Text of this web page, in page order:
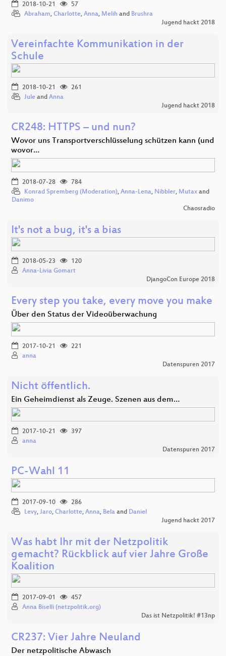
2018-10-21
57
Abraham, Charlotte, Anna, Melih and Brushra
Jugend hackt 2018
Vereinfachte Kommunikation in der
Schule
2018-10-21
261
Jule and Anna
Jugend hackt 2018
CR248: HTTPS – und nun?
Wovor uns Transportverschlüsselung schützen kann (und
wovor…
2018-07-28
784
Konrad Spremberg (Moderation), Anna-Lena, Nibbler, Mutax and
Danimo
Chaosradio
It's not a bug, it's a bias
2018-05-23
120
Anna-Livia Gomart
DjangoCon Europe 2018
Every step you take, every move you make
Über den Status der Videoüberwachung
2017-10-21
221
anna
Datenspuren 2017
Nicht öffentlich.
Ein Geheimdienst als Zeuge. Szenen aus dem…
2017-10-21
397
anna
Datenspuren 2017
PC-Wahl 11
2017-09-10
286
Levy, Jaro, Charlotte, Anna, Bela and Daniel
Jugend hackt 2017
Was habt Ihr mit der Netzpolitik
gemacht? Rückblick auf vier Jahre Große
Koalition
2017-09-01
457
Anna Biselli (netzpolitik.org)
Das ist Netzpolitik! #13np
CR237: Vier Jahre Neuland
Der netzpolitische Abwasch